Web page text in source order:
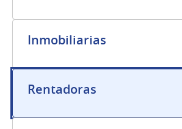
Inmobiliarias
Rentadoras